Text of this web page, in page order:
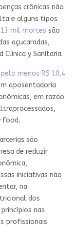
crônicas não
e alguns tipos
13 mil mortes são
açucaradas,
y Sanitaria.
menos R$ 10,4
aposentadoria
em razão
food.
são
de reduzir
iniciativas não
na
dos
nas
profissionais